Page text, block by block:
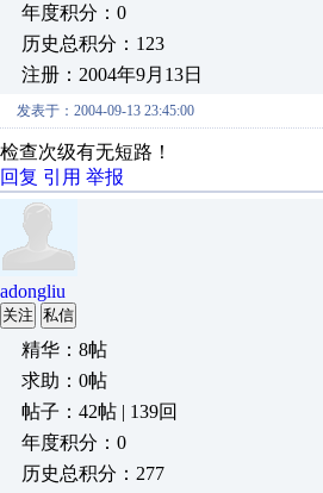
年度积分：0
历史总积分：123
注册：2004年9月13日
发表于：2004-09-13 23:45:00
检查次级有无短路！
回复 引用 举报
adongliu
关注 私信
精华：8帖
求助：0帖
帖子：42帖 | 139回
年度积分：0
历史总积分：277